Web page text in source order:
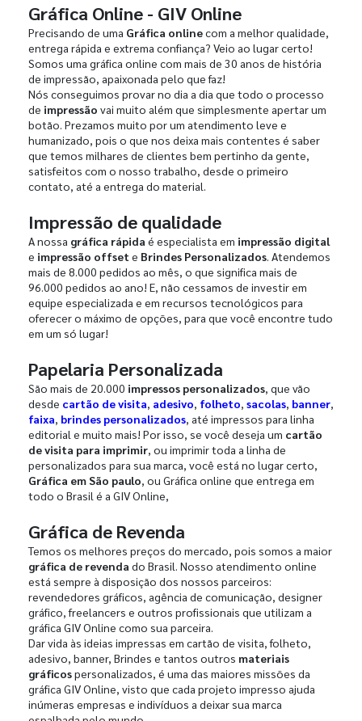
Gráfica Online - GIV Online
Precisando de uma Gráfica onlinecom a melhor qualidade,
entrega rápida e extrema confiança? Veio ao lugar certo!
Somos uma gráfica online com mais de 30 anos de história
de impressão, apaixonada pelo que faz!
Nós conseguimos provar no dia a dia que todo o processo
de impressão vai muito além que simplesmente apertar um
botão. Prezamos muito por um atendimento leve e
humanizado, pois o que nos deixa mais contentes é saber
que temos milhares de clientes bem pertinho da gente,
satisfeitos com o nosso trabalho, desde o primeiro
contato, até a entrega do material.
Impressão de qualidade
A nossa gráfica rápida é especialista em impressão digital
e impressão offset e Brindes Personalizados. Atendemos
mais de 8.000 pedidos ao mês, o que significa mais de
96.000 pedidos ao ano! E, não cessamos de investir em
equipe especializada e em recursos tecnológicos para
oferecer o máximo de opções, para que você encontre tudo
em um só lugar!
Papelaria Personalizada
São mais de 20.000 impressos personalizados, que vão
desde cartão de visita, adesivo, folheto, sacolas, banner,
faixa, brindes personalizados, até impressos para linha
editorial e muito mais! Por isso, se você deseja um cartão
de visita para imprimir, ou imprimir toda a linha de
personalizados para sua marca, você está no lugar certo,
Gráfica em São paulo, ou Gráfica online que entrega em
todo o Brasil é a GIV Online,
Gráfica de Revenda
Temos os melhores preços do mercado, pois somos a maior
gráfica de revenda do Brasil. Nosso atendimento online
está sempre à disposição dos nossos parceiros:
revendedores gráficos, agência de comunicação, designer
gráfico, freelancers e outros profissionais que utilizam a
gráfica GIV Online como sua parceira.
Dar vida às ideias impressas em cartão de visita, folheto,
adesivo, banner, Brindes e tantos outros materiais
gráficospersonalizados, é uma das maiores missões da
gráfica GIV Online, visto que cada projeto impresso ajuda
inúmeras empresas e indivíduos a deixar sua marca